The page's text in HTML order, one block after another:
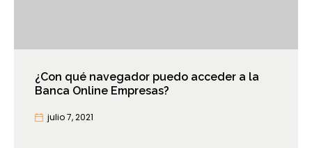
¿Con qué navegador puedo acceder a la
Banca Online Empresas?
julio 7, 2021